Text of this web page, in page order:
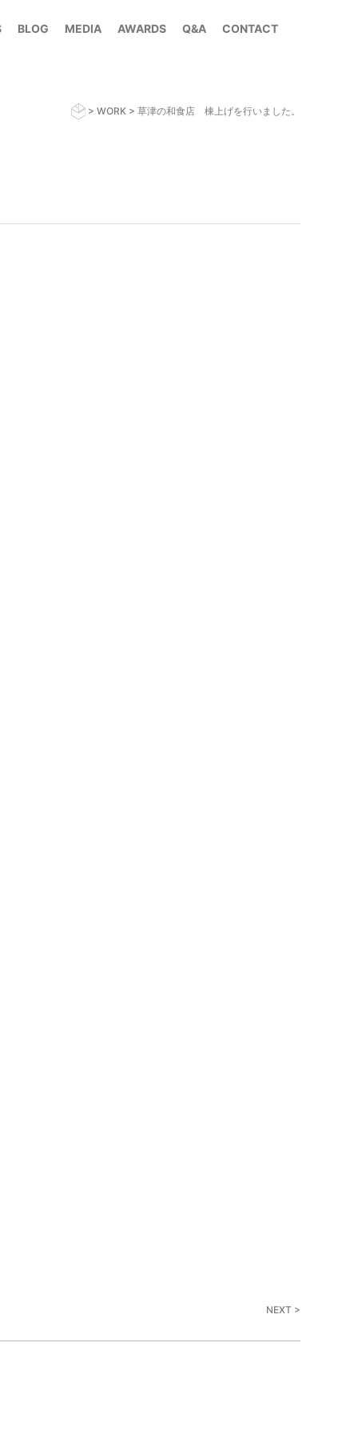
BLOG MEDIA AWARDS Q&A CONTACT
> WORK > 草津の和食店 棟上げを行いました。
NEXT >